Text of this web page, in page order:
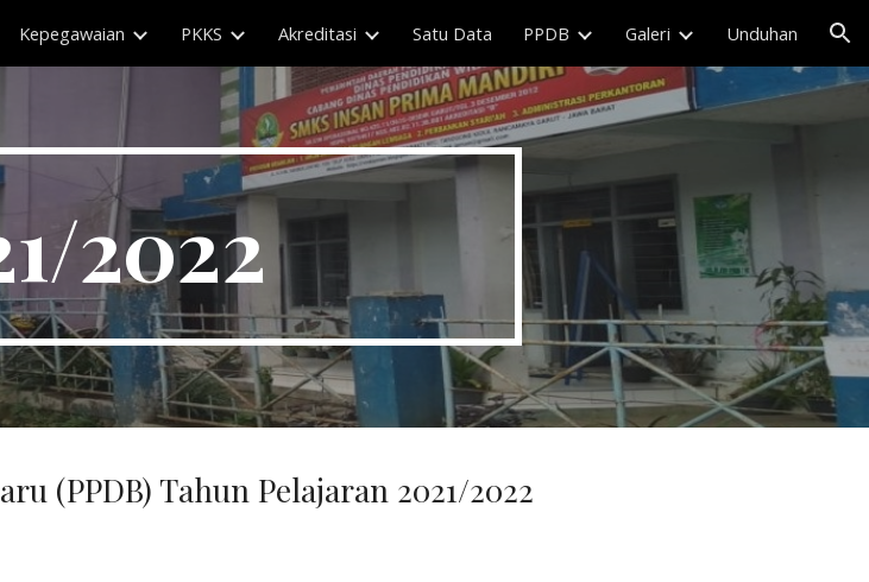
Skip to navigation
Kepegawaian PKKS Akreditasi Satu Data PPDB Galeri Unduhan
2022
(PPDB) Tahun Pelajaran 2021/2022